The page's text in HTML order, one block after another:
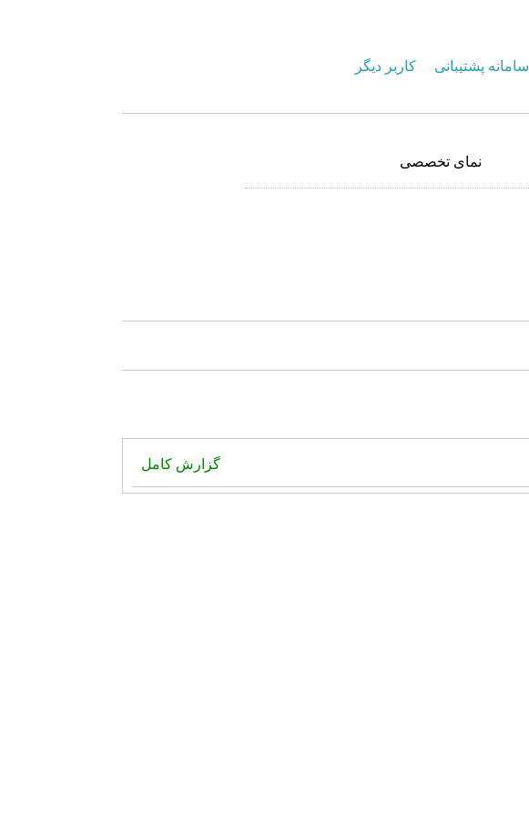
سامانه پشتیبانی کاربر دیگر
نمای تخصصی
گزارش کامل